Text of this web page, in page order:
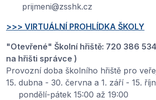
prijmeni@zsshk.cz
>>> VIRTUÁLNÍ PROHLÍDKA ŠKOLY
"Otevřené" Školní hřiště: 720 386
na hřišti správce )
Provozní doba školního hřiště pro
15. dubna - 30. června a 1. září - 15.
pondělí-pátek 15:00 až 19:00